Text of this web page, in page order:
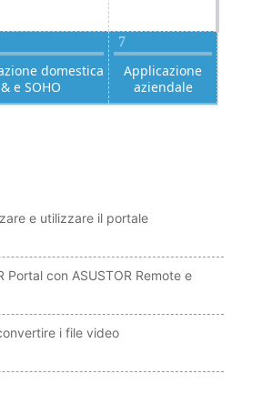
domestica
& e SOHO
7
Applicazione
aziendale
e utilizzare il portale
Portal con ASUSTOR Remote e
i file video